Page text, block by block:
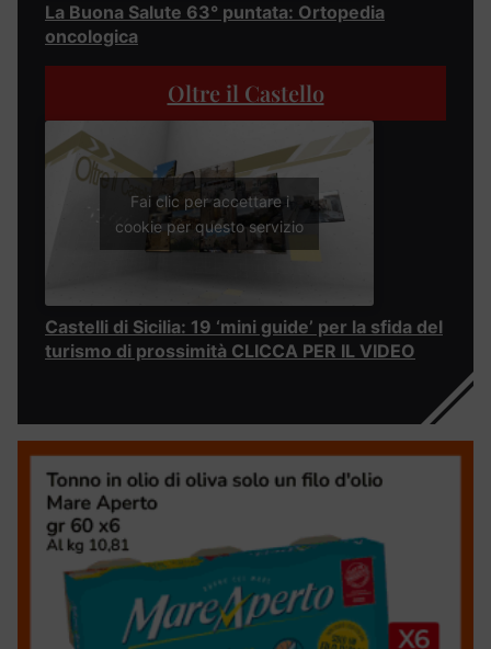
La Buona Salute 63° puntata: Ortopedia
oncologica
Oltre il Castello
Fai clic per accettare i
cookie per questo servizio
Castelli di Sicilia: 19 ‘mini guide’ per la sfida del
turismo di prossimità CLICCA PER IL VIDEO